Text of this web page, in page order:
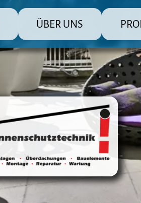
ÜBER UNS
MD Sonnenschutz Rolladenbau
Die große